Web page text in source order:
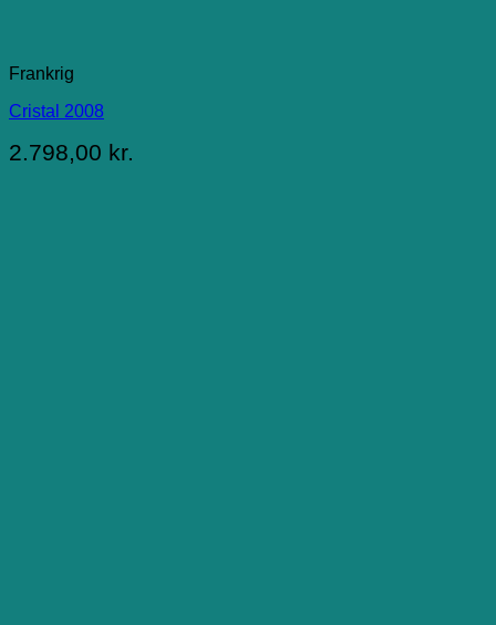
Frankrig
Cristal 2008
2.798,00 kr.